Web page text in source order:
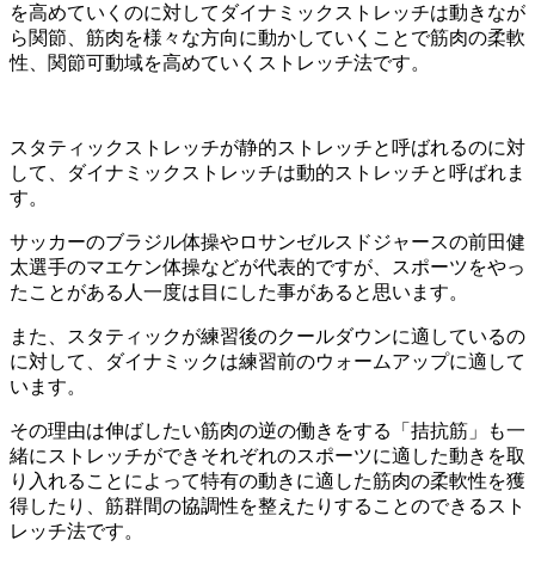
を高めていくのに対してダイナミックストレッチは動きなが
ら関節、筋肉を様々な方向に動かしていくことで筋肉の柔軟
性、関節可動域を高めていくストレッチ法です。
スタティックストレッチが静的ストレッチと呼ばれるのに対
して、ダイナミックストレッチは動的ストレッチと呼ばれま
す。
サッカーのブラジル体操やロサンゼルスドジャースの前田健
太選手のマエケン体操などが代表的ですが、スポーツをやっ
たことがある人一度は目にした事があると思います。
また、スタティックが練習後のクールダウンに適しているの
に対して、ダイナミックは練習前のウォームアップに適して
います。
その理由は伸ばしたい筋肉の逆の働きをする「拮抗筋」も一
緒にストレッチができそれぞれのスポーツに適した動きを取
り入れることによって特有の動きに適した筋肉の柔軟性を獲
得したり、筋群間の協調性を整えたりすることのできるスト
レッチ法です。